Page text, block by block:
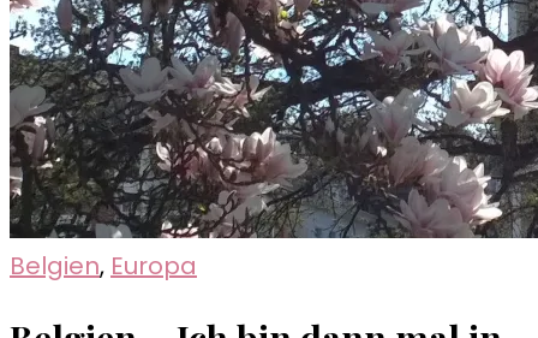
Belgien, Europa